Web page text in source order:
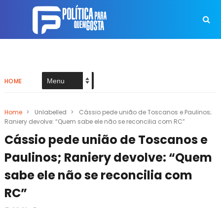
HOME
Home > Unlabelled >
Cássio pede união de Toscanos e Paulinos;
Raniery devolve: “Quem sabe ele não se reconcilia com RC”
Cássio pede união de Toscanos e
Paulinos; Raniery devolve: “Quem
sabe ele não se reconcilia com
RC”